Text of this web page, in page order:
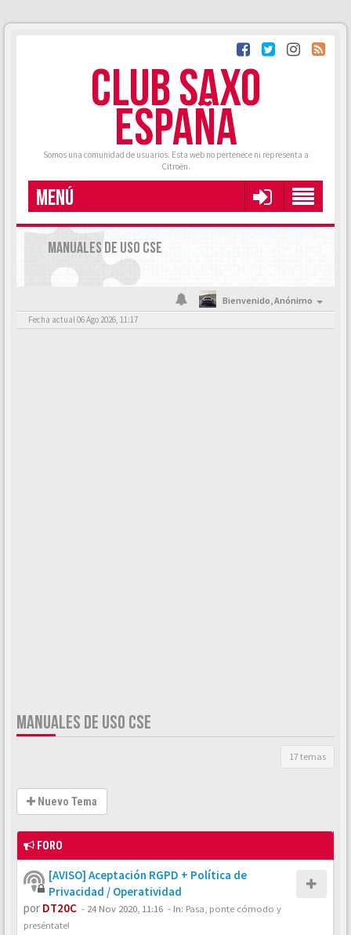
CLUB SAXO
ESPAÑA
Somos una comunidad de usuarios. Esta web no pertenece ni representa a
Citroën.
MENÚ
MANUALES DE USO CSE
Bienvenido,Anónimo
Fecha actual 06 Ago 2026, 11:17
MANUALES DE USO CSE
17 temas
Nuevo Tema
FORO
[AVISO] Aceptación RGPD + Política de
Privacidad / Operatividad
por DT20C - 24 Nov 2020, 11:16 - In: Pasa, ponte cómodo y
preséntate!